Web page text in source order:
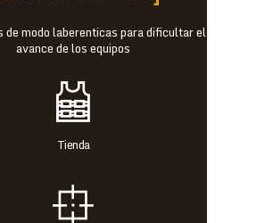
de modo laberenticas para dificultar el
avance de los equipos
Tienda